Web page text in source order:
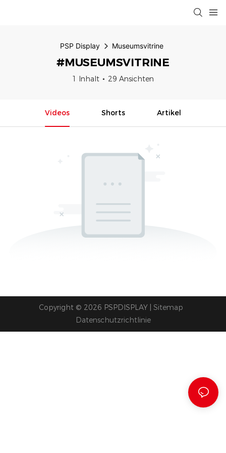
PSP Display Museumsvitrine
#MUSEUMSVITRINE
1 Inhalt 29 Ansichten
Videos Shorts Artikel
Copyright © 2026 PSPDISPLAY |
Sitemap
Datenschutzrichtlinie